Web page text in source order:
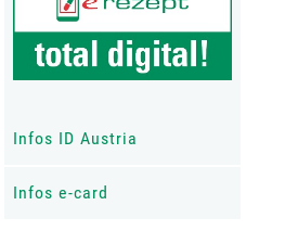
Infos ID Austria
Infos e-card